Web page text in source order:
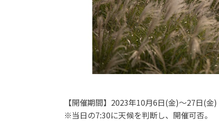
【開催期間】2023年10月6日(金)～27日(金)
※当日の7:30に天候を判断し、開催可否。